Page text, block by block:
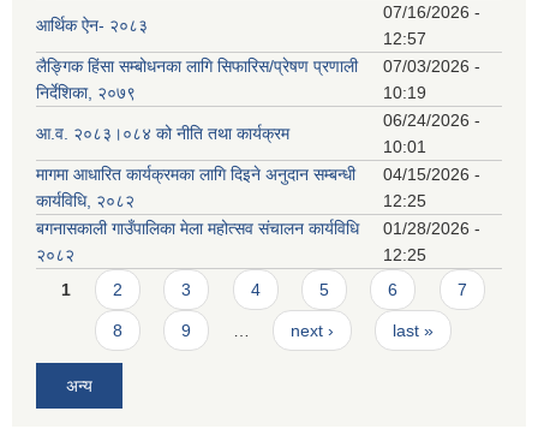
आर्थिक ऐन- २०८३
07/16/2026 -
12:57
लैङ्गिक हिंसा सम्बोधनका लागि सिफारिस/प्रेषण प्रणाली
निर्देशिका, २०७९
07/03/2026 -
10:19
आ.व. २०८३।०८४ को नीति तथा कार्यक्रम
06/24/2026 -
10:01
मागमा आधारित कार्यक्रमका लागि दिइने अनुदान सम्बन्धी
कार्यविधि, २०८२
04/15/2026 -
12:25
बगनासकाली गाउँपालिका मेला महोत्सव संचालन कार्यविधि
२०८२
01/28/2026 -
12:25
Pages
1 2 3 4 5 6 7
8 9 next › last »
अन्य